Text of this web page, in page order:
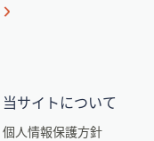
当サイトについて
個人情報保護方針